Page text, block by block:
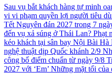
Sau vụ bắt khách hàng tự minh
vi vi phạm quyền lợi người tiêu
Tết Nguyên đán 2027 trong 7
đến vụ xả súng ở Thái Lan? Phạt
kéo khách tại sân bay Nội Bài Hà
nghệ thuật dịp Quốc khánh 2/9
công bố điểm chuẩn từ ngày 9/8
2027 với ‘Em’ Những mặt tối của